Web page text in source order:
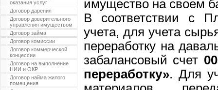
оказания услуг
Договор дарения
Договор доверительного
управления имуществом
Договор займа
Договор комиссии
Договор коммерческой
концессии
Договор на выполнение
НИИ и ОКР
Договор найма жилого
помещения
имущество на своем
В соответствии с
учета, для учета
переработку на
забалансовый счет
переработку». Для